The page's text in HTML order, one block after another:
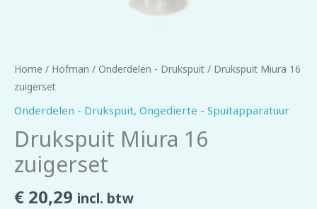
Home / Hofman / Onderdelen - Drukspuit / Drukspuit Miura 16
zuigerset
Onderdelen - Drukspuit, Ongedierte - Spuitapparatuur
Drukspuit Miura 16
zuigerset
€ 20,29 incl. btw